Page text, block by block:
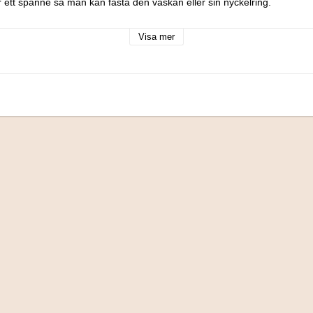
och säljs idag i 151 länder.
Visa mer